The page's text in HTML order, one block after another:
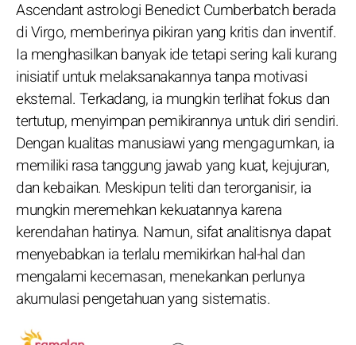
Ascendant astrologi Benedict Cumberbatch berada
di Virgo, memberinya pikiran yang kritis dan inventif.
Ia menghasilkan banyak ide tetapi sering kali kurang
inisiatif untuk melaksanakannya tanpa motivasi
eksternal. Terkadang, ia mungkin terlihat fokus dan
tertutup, menyimpan pemikirannya untuk diri sendiri.
Dengan kualitas manusiawi yang mengagumkan, ia
memiliki rasa tanggung jawab yang kuat, kejujuran,
dan kebaikan. Meskipun teliti dan terorganisir, ia
mungkin meremehkan kekuatannya karena
kerendahan hatinya. Namun, sifat analitisnya dapat
menyebabkan ia terlalu memikirkan hal-hal dan
mengalami kecemasan, menekankan perlunya
akumulasi pengetahuan yang sistematis.